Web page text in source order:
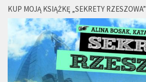
KUP MOJĄ KSIĄŻKĘ „SEKRETY RZESZOWA”